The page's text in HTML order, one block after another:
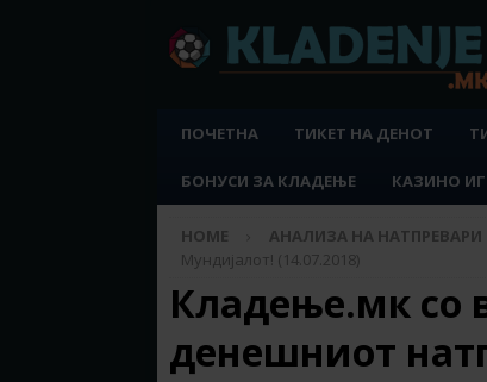
ПОЧЕТНА ТИКЕТ НА ДЕНОТ
БОНУСИ ЗА КЛАДЕЊЕ КАЗИНО
HOME АНАЛИЗА НА НАТПРЕВАРИ
Мундијалот! (14.07.2018)
Кладење.мк со
денешниот